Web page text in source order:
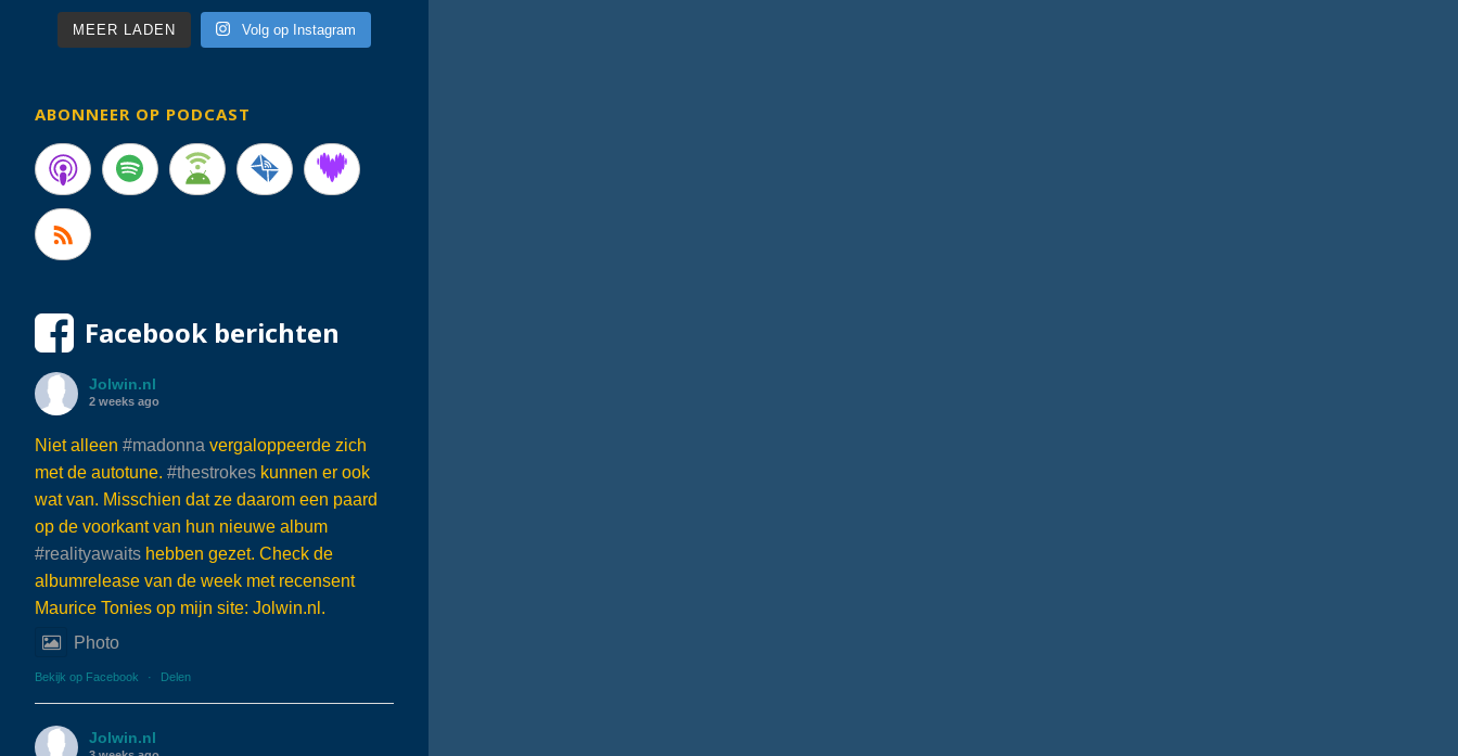
MEER LADEN Volg op Instagram
ABONNEER OP PODCAST
Facebook berichten
Jolwin.nl
2 weeks ago
Niet alleen #madonna vergaloppeerde zich
met de autotune. #thestrokes kunnen er ook
wat van. Misschien dat ze daarom een paard
op de voorkant van hun nieuwe album
#realityawaits hebben gezet. Check de
albumrelease van de week met recensent
Maurice Tonies op mijn site: Jolwin.nl.
Photo
Bekijk op Facebook · Delen
Jolwin.nl